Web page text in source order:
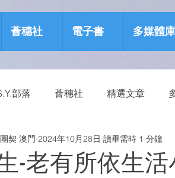
薈穗社 電子書 多媒體庫
部落 薈穗社 精選文章
資源包 健康生活
-老有所依生活
契 澳門 2024年10月28日 讀畢需時 1 分鐘